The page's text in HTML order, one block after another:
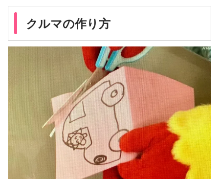
クルマの作り方